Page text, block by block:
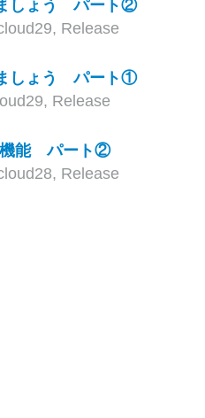
しょう パート②
, Release
しょう パート①
, Release
機能 パート②
, Release